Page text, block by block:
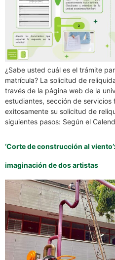
¿Sabe usted cuál es el trámite
matrícula? La solicitud de
través de la página web de la
estudiantes, sección de servicios
exitosamente su solicitud de
siguientes pasos: Según el
‘Corte de construcción al
imaginación de dos artistas